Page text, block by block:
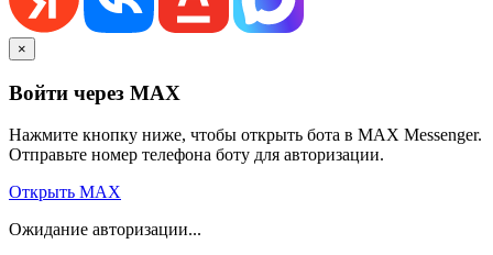
×
Войти через MAX
Нажмите кнопку ниже, чтобы открыть бота в MAX Messenger.
Отправьте номер телефона боту для авторизации.
Открыть MAX
Ожидание авторизации...